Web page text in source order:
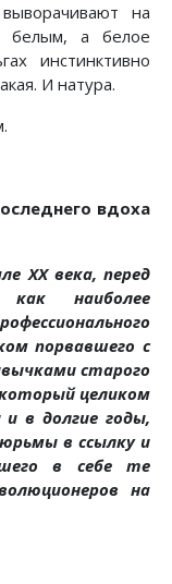
на
белым, а белое
инстинктивно
И натура.
вдоха
XX века, перед
наиболее
порвавшего с
старого
целиком
в долгие годы,
в ссылку и
в себе те
на